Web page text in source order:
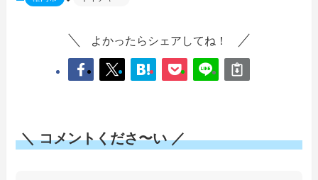
よかったらシェアしてね！
＼ コメントくださ〜い ／